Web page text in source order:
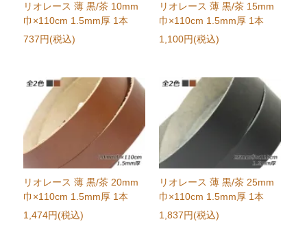
リオレース 薄 黒/茶 10mm
巾×110cm 1.5mm厚 1本
737円(税込)
リオレース 薄 黒/茶 15mm
巾×110cm 1.5mm厚 1本
1,100円(税込)
リオレース 薄 黒/茶 20mm
巾×110cm 1.5mm厚 1本
1,474円(税込)
リオレース 薄 黒/茶 25mm
巾×110cm 1.5mm厚 1本
1,837円(税込)